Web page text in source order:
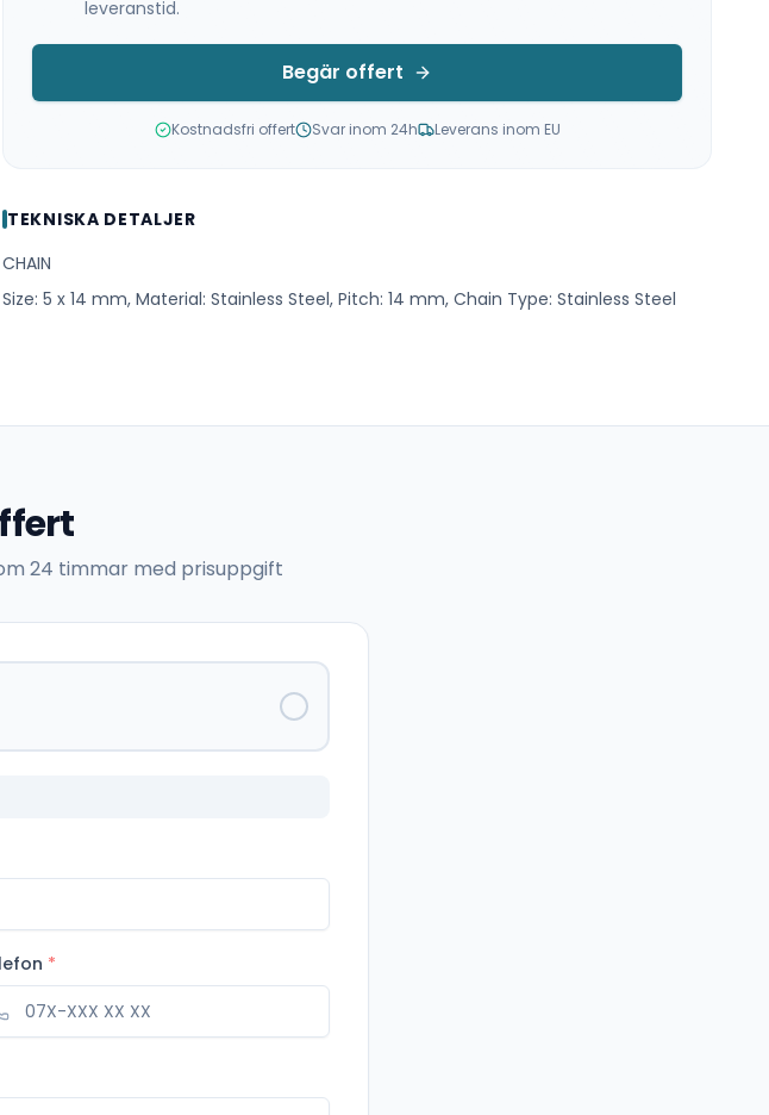
leveranstid.
Begär offert
Kostnadsfri offert Svar inom 24h Leverans inom EU
TEKNISKA DETALJER
CHAIN
Size: 5 x 14 mm, Material: Stainless Steel, Pitch: 14 mm, Chain Type: Stainless Steel
24 timmar med prisuppgift
*